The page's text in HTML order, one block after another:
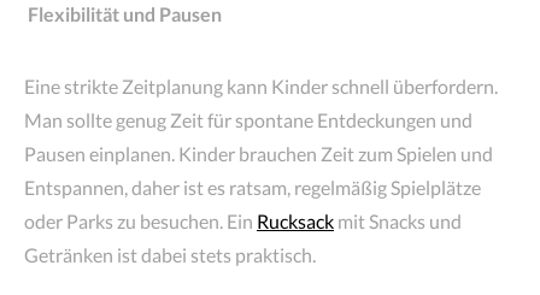
Flexibilität und Pausen
Eine strikte Zeitplanung kann Kinder schnell überfordern.
Man sollte genug Zeit für spontane Entdeckungen und
Pausen einplanen. Kinder brauchen Zeit zum Spielen und
Entspannen, daher ist es ratsam, regelmäßig Spielplätze
oder Parks zu besuchen. Ein Rucksack mit Snacks und
Getränken ist dabei stets praktisch.